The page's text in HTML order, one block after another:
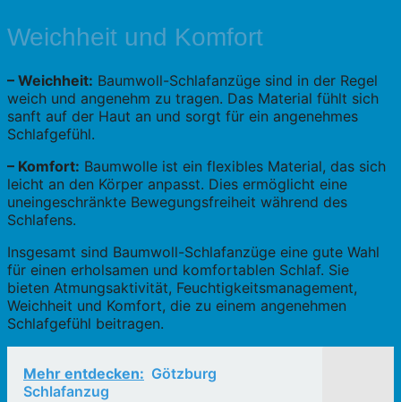
Weichheit und Komfort
– Weichheit: Baumwoll-Schlafanzüge sind in der Regel
weich und angenehm zu tragen. Das Material fühlt sich
sanft auf der Haut an und sorgt für ein angenehmes
Schlafgefühl.
– Komfort: Baumwolle ist ein flexibles Material, das sich
leicht an den Körper anpasst. Dies ermöglicht eine
uneingeschränkte Bewegungsfreiheit während des
Schlafens.
Insgesamt sind Baumwoll-Schlafanzüge eine gute Wahl
für einen erholsamen und komfortablen Schlaf. Sie
bieten Atmungsaktivität, Feuchtigkeitsmanagement,
Weichheit und Komfort, die zu einem angenehmen
Schlafgefühl beitragen.
Mehr entdecken: Götzburg
Schlafanzug